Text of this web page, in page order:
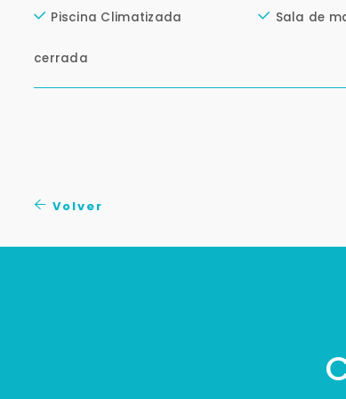
Piscina Climatizada
cerrada
Sala de
Volver